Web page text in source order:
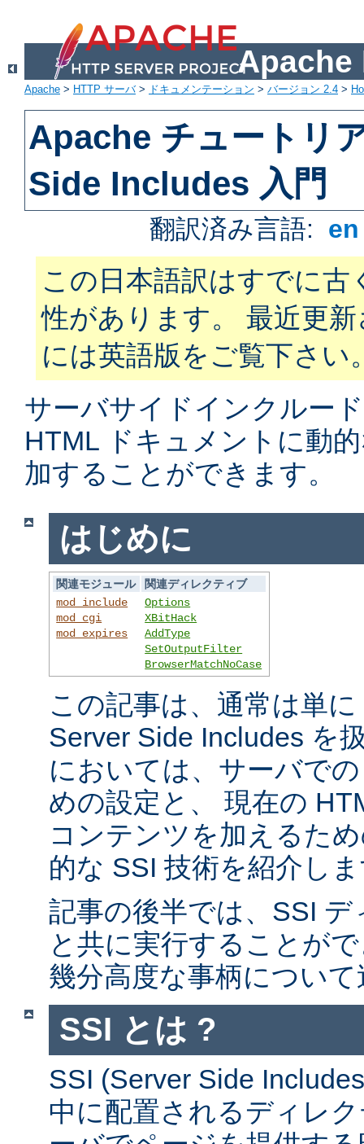
Apache
Apache > HTTP サーバ> ドキュメンテーション > バージョン 2.4 >
Apache チュートリ
Side Includes 入門
翻訳済み言語:
この日本語訳はすでに古
性があります。 最近更
には英語版をご覧下さい
サーバサイドインクルー
HTML ドキュメントに動
加することができます。
はじめに
関連モジュール
関連ディレクティブ
mod_include
mod_cgi
mod_expires
Options
XBitHack
AddType
SetOutputFilter
BrowserMatchNoCase
この記事は、通常は単
Server Side Includes を
においては、サーバで
めの設定と、 現在の
コンテンツを加えるた
的な SSI 技術を紹介し
記事の後半では、SSI
と共に実行することが
幾分高度な事柄につい
SSI とは ?
SSI (Server Side
中に配置されるディレ